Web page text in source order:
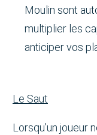
Moulin sont
multiplier les
anticiper vos
Le Saut
Lorsqu’un joueur